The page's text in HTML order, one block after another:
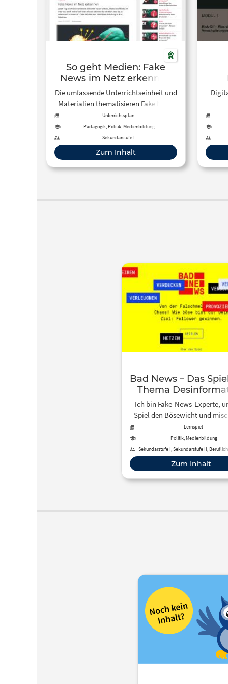
So geht Medien: Fake
News im Netz erkennen
Die umfassende Unterrichtseinheit und
Materialien thematisieren Fake News
und geben eine Anleitung, wie man in
drei Schritten Nachrichten hinterfragt
und Unwahrheiten und Lügen entlarvt.
Du kannst Arbeitsblätter downloaden
oder deinen Schüler:innen Videos zur
Veranschaulichung zeigen.
Unterrichtsplan
Pädagogik, Politik, Medienbildung
Sekundarstufe I
Zum Inhalt
Bad News – Das
Thema
Ich bin Fake-News-Experte,
Spiel den Bösewicht und
Internet mit
Dein Ziel: Möglischt viele
gewinnen, ohne an
zu verlieren.
Lernspiel
Politik, Medienbildung
Sekundarstufe I, Sekundarstufe II,
Erwachsenenbildung
Zum Inhalt